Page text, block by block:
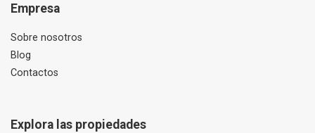
Empresa
Sobre nosotros
Blog
Contactos
Explora las propiedades